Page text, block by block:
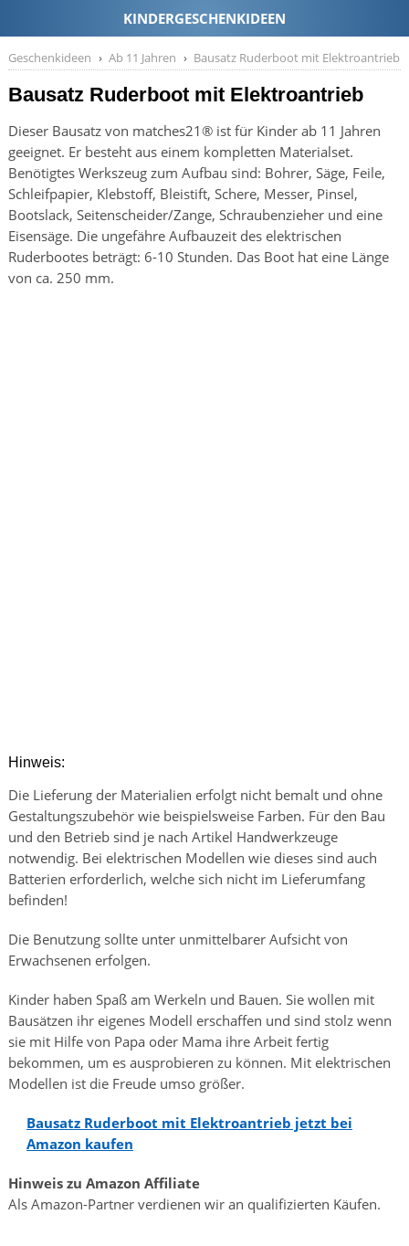
Geschenkideen Ab 11 Jahren Bausatz Ruderboot mit Elektroantrieb
Bausatz Ruderboot mit Elektroantrieb
Dieser Bausatz von matches21® ist für Kinder ab 11 Jahren
geeignet. Er besteht aus einem kompletten Materialset.
Benötigtes Werkszeug zum Aufbau sind: Bohrer, Säge, Feile,
Schleifpapier, Klebstoff, Bleistift, Schere, Messer, Pinsel,
Bootslack, Seitenscheider/Zange, Schraubenzieher und eine
Eisensäge. Die ungefähre Aufbauzeit des elektrischen
Ruderbootes beträgt: 6-10 Stunden. Das Boot hat eine Länge
von ca. 250 mm.
Hinweis:
Die Lieferung der Materialien erfolgt nicht bemalt und ohne
Gestaltungszubehör wie beispielsweise Farben. Für den Bau
und den Betrieb sind je nach Artikel Handwerkzeuge
notwendig. Bei elektrischen Modellen wie dieses sind auch
Batterien erforderlich, welche sich nicht im Lieferumfang
befinden!
Die Benutzung sollte unter unmittelbarer Aufsicht von
Erwachsenen erfolgen.
Kinder haben Spaß am Werkeln und Bauen. Sie wollen mit
Bausätzen ihr eigenes Modell erschaffen und sind stolz wenn
sie mit Hilfe von Papa oder Mama ihre Arbeit fertig
bekommen, um es ausprobieren zu können. Mit elektrischen
Modellen ist die Freude umso größer.
Bausatz Ruderboot mit Elektroantrieb jetzt bei
Amazon kaufen
Hinweis zu Amazon Affiliate
Als Amazon-Partner verdienen wir an qualifizierten Käufen.